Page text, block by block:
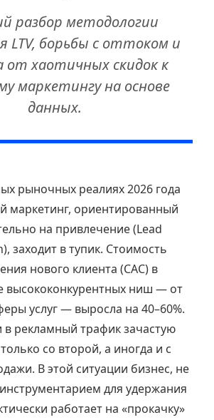
разбор методологии
LTV, борьбы с оттоком и
от хаотичных скидок к
маркетингу на основе
данных.
рыночных реалиях 2026 года
маркетинг, ориентированный
на привлечение (Lead
заходит в тупик. Стоимость
нового клиента (CAC) в
высококонкурентных ниш — от
услуг — выросла на 40–60%.
в рекламный трафик зачастую
со второй, а иногда и с
В этой ситуации бизнес, не
для удержания
работает на «прокачку»